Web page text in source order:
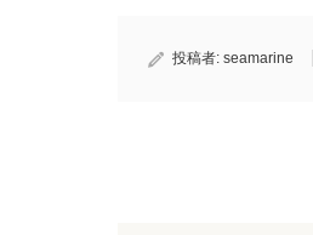
投稿者: seamarine